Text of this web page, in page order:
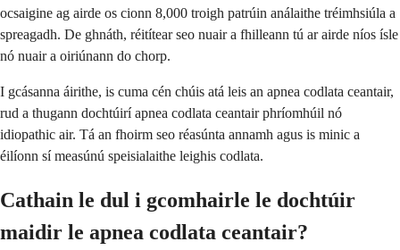
ocsaigine ag airde os cionn 8,000 troigh patrúin análaithe tréimhsiúla a
spreagadh. De ghnáth, réitítear seo nuair a fhilleann tú ar airde níos ísle
nó nuair a oiriúnann do chorp.
I gcásanna áirithe, is cuma cén chúis atá leis an apnea codlata ceantair,
rud a thugann dochtúirí apnea codlata ceantair phríomhúil nó
idiopathic air. Tá an fhoirm seo réasúnta annamh agus is minic a
éilíonn sí measúnú speisialaithe leighis codlata.
Cathain le dul i gcomhairle le dochtúir
maidir le apnea codlata ceantair?